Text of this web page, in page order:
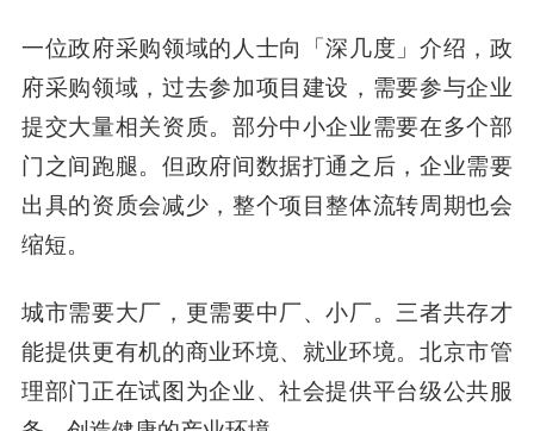
一位政府采购领域的人士向「深几度」介绍，政
府采购领域，过去参加项目建设，需要参与企业
提交大量相关资质。部分中小企业需要在多个部
门之间跑腿。但政府间数据打通之后，企业需要
出具的资质会减少，整个项目整体流转周期也会
缩短。
城市需要大厂，更需要中厂、小厂。三者共存才
能提供更有机的商业环境、就业环境。北京市管
理部门正在试图为企业、社会提供平台级公共服